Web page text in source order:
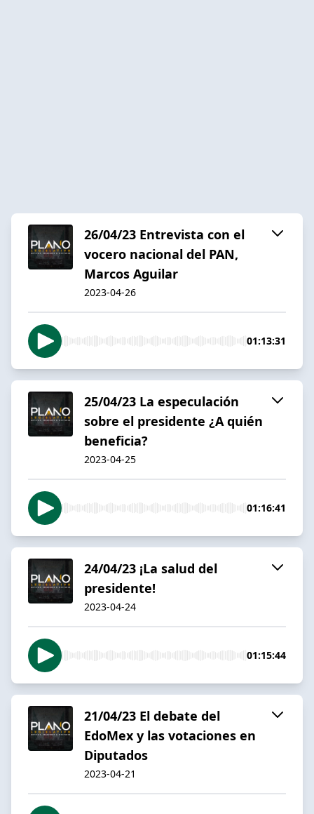
26/04/23 Entrevista con el
vocero nacional del PAN,
Marcos Aguilar
2023-04-26
01:13:31
25/04/23 La especulación
sobre el presidente ¿A quién
beneficia?
2023-04-25
01:16:41
24/04/23 ¡La salud del
presidente!
2023-04-24
01:15:44
21/04/23 El debate del
EdoMex y las votaciones en
Diputados
2023-04-21